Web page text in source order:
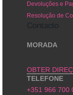
Devoluções e
Resolução de
MORADA
OBTER
TELEFONE
+351 966 700